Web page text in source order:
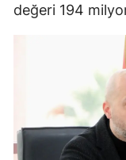
değeri 194